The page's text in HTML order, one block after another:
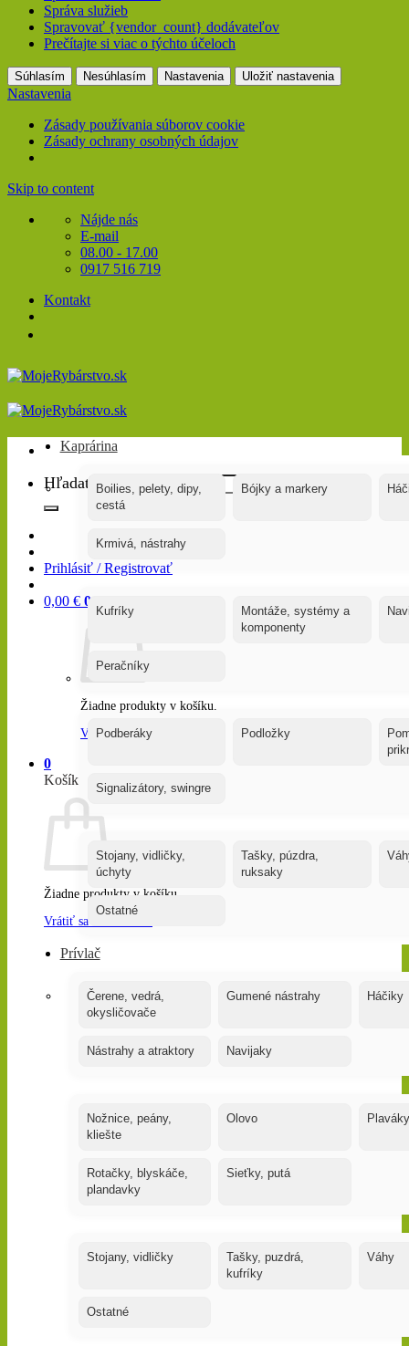
Správa služieb
Spravovať {vendor_count} dodávateľov
Prečítajte si viac o týchto účeloch
Súhlasím Nesúhlasím Nastavenia Uložiť nastavenia
Nastavenia
Zásady používania súborov cookie
Zásady ochrany osobných údajov
Skip to content
Nájde nás
E-mail
08.00 - 17.00
0917 516 719
Kontakt
Hľadať:
Prihlásiť / Registrovať
0,00 € 0
Žiadne produkty v košíku.
Vrátiť sa do obchodu
0
Košík
Žiadne produkty v košíku.
Vrátiť sa do obchodu
Kaprárina
Boilies, pelety, dipy,
cestá
Bójky a markery
Krmivá, nástrahy
Kufríky
Montáže, systémy a
komponenty
Peračníky
Podberáky Podložky
Signalizátory, swingre
Stojany, vidličky,
úchyty
Tašky, púzdra,
ruksaky
Ostatné
Prívlač
Čerene, vedrá,
okysličovače
Gumené nástrahy Háčiky
Nástrahy a atraktory Navijaky
Nožnice, peány,
kliešte
Olovo Plaváky
Rotačky, blyskáče,
plandavky
Sieťky, putá
Stojany, vidličky
Tašky, puzdrá,
kufríky
Váhy
Ostatné